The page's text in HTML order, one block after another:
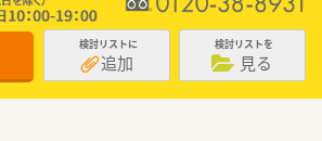
検討リストに
追加
検討リストを
見る